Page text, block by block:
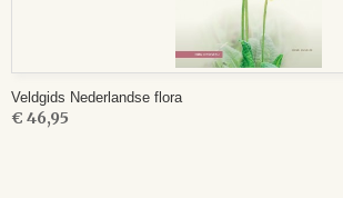
Veldgids Nederlandse flora
€ 46,95